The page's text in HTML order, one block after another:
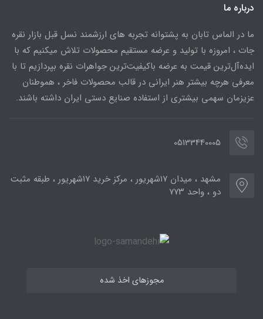
درباره ما
ما در الماس تابان به پشتوانه تجربه های ارزشمند نسل قبل بازار نقره
جات ، امروزه با تولید و عرضه مستقیم محصولات تلاش میکنیم که با
ایده‌آل‌ترین قیمت به عرضه باکیفیت‌ترین جواهرات نقره بپردازیم تا با
معرفی هرچه بیشتر هنر ایرانی در قالب محصولات فاخر ، هموطنان
عزیزمان سهمی بیشتری از استفاده صنایع دستی ایران داشته باشند.
05133440005
مشهد ، میدان ۱۷شهریور ، مرکز خرید ۱۷شهریور ، طبقه مثبت
دو ، واحد ۷۷۳
مجوزهای اخذ شده